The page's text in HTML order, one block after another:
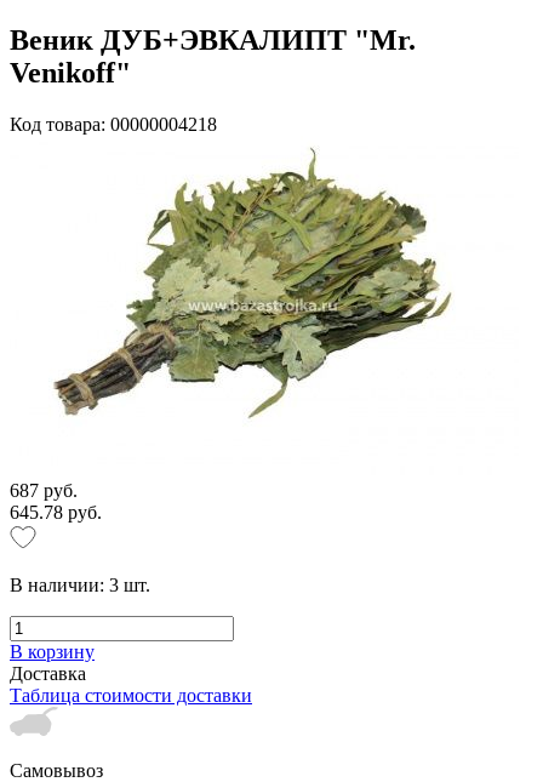
Веник ДУБ+ЭВКАЛИПТ "Mr.
Venikoff"
Код товара: 00000004218
687 руб.
645.78 руб.
В наличии: 3 шт.
В корзину
Доставка
Таблица стоимости доставки
Самовывоз